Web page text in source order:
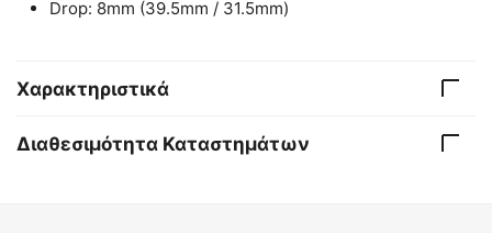
Drop: 8mm (39.5mm / 31.5mm)
Χαρακτηριστικά
Διαθεσιμότητα Καταστημάτων